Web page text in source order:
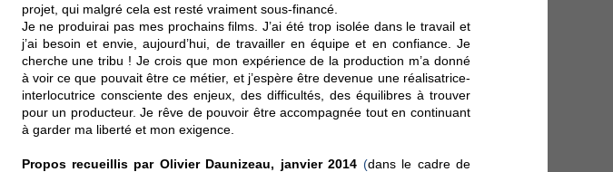
projet, qui malgré cela est resté vraiment sous-financé.
Je ne produirai pas mes prochains films. J’ai été trop isolée dans le travail et
j’ai besoin et envie, aujourd’hui, de travailler en équipe et en confiance. Je
cherche une tribu ! Je crois que mon expérience de la production m’a donné
à voir ce que pouvait être ce métier, et j’espère être devenue une réalisatrice-
interlocutrice consciente des enjeux, des difficultés, des équilibres à trouver
pour un producteur. Je rêve de pouvoir être accompagnée tout en continuant
à garder ma liberté et mon exigence.
Propos recueillis par Olivier Daunizeau, janvier 2014 (dans le cadre de